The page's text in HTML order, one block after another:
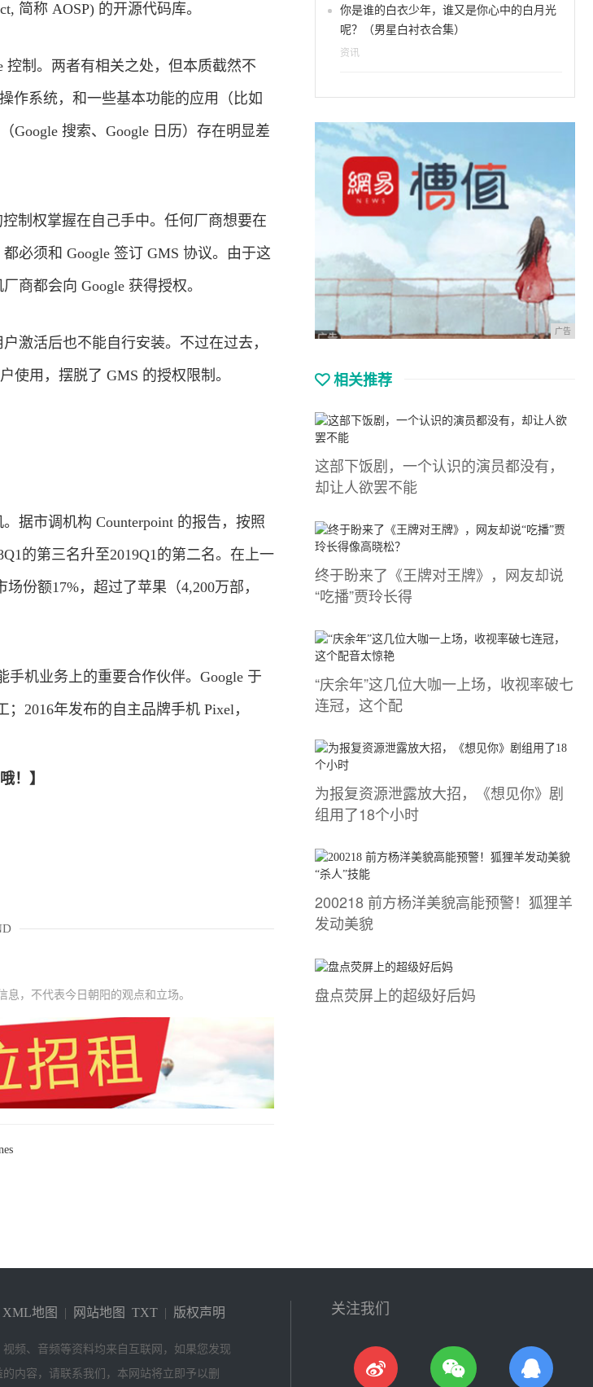
简称 AOSP) 的开源代码库。
控制。两者有相关之处，但本质截然不
作系统，和一些基本功能的应用（比如
Google 搜索、Google 日历）存在明显差
制权掌握在自己手中。任何厂商想要在
必须和 Google 签订 GMS 协议。由于这
商都会向 Google 获得授权。
激活后也不能自行安装。不过在过去，
使用，摆脱了 GMS 的授权限制。
据市调机构 Counterpoint 的报告，按照
的第三名升至2019Q1的第二名。在上一
份额17%，超过了苹果（4,200万部，
手机业务上的重要合作伙伴。Google 于
2016年发布的自主品牌手机 Pixel，
！】
，不代表今日朝阳的观点和立场。
你是谁的白衣少年，谁又是你心中的白月光
呢？（男星白衬衣合集）
资讯
广告
相关推荐
这部下饭剧，一个认识的演员都没有，
却让人欲罢不能
终于盼来了《王牌对王牌》，网友却说
“吃播”贾玲长得
“庆余年”这几位大咖一上场，收视率破七
连冠，这个配
为报复资源泄露放大招，《想见你》剧
组用了18个小时
200218 前方杨洋美貌高能预警！狐狸羊
发动美貌
盘点荧屏上的超级好后妈
XML地图 | 网站地图 TXT | 版权声明
频、音频等资料均来自互联网，如果您发现
内容，请联系我们，本网站将立即予以删
关注我们